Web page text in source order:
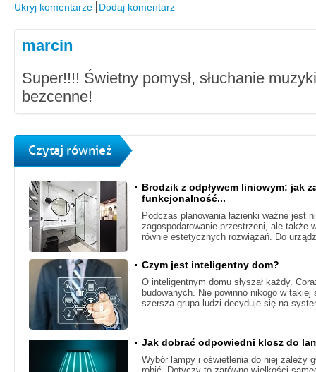
Ukryj komentarze Dodaj komentarz
marcin
Super!!!! Świetny pomysł, słuchanie
bezcenne!
Czytaj również
Brodzik z odpływem liniowym: jak
funkcjonalność...
Podczas planowania łazienki ważne jest
zagospodarowanie przestrzeni, ale także
równie estetycznych rozwiązań. Do
Czym jest inteligentny dom?
O inteligentnym domu słyszał każdy.
budowanych. Nie powinno nikogo w
szersza grupa ludzi decyduje się na
Jak dobrać odpowiedni klosz do
Wybór lampy i oświetlenia do niej zależy